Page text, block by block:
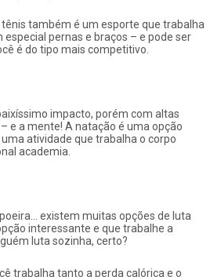
tênis também é um esporte que trabalha
pernas e braços – e pode ser
é do tipo mais competitivo.
impacto, porém com altas
e a mente! A natação é uma opção
atividade que trabalha o corpo
academia.
existem muitas opções de luta
interessante e que trabalhe a
luta sozinha, certo?
trabalha tanto a perda calórica e o